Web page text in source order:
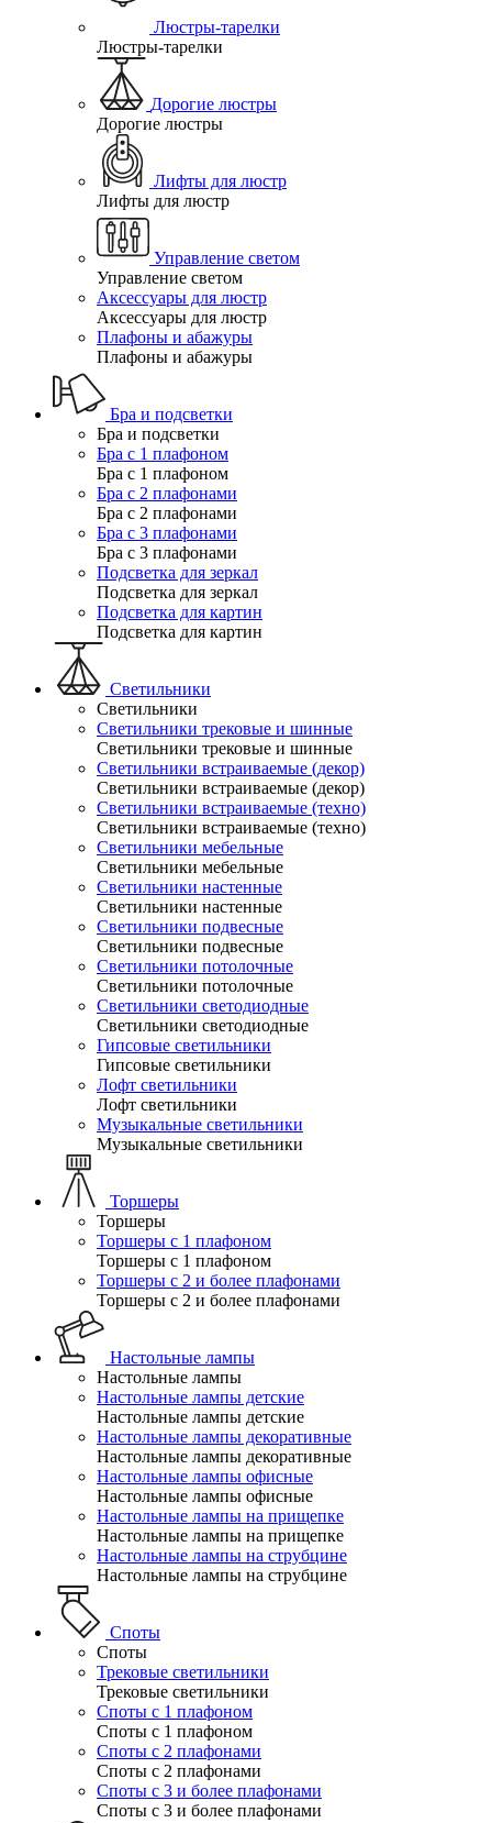
Люстры-тарелки
Люстры-тарелки
Дорогие люстры
Дорогие люстры
Лифты для люстр
Лифты для люстр
Управление светом
Управление светом
Аксессуары для люстр
Аксессуары для люстр
Плафоны и абажуры
Плафоны и абажуры
Бра и подсветки
Бра и подсветки
Бра с 1 плафоном
Бра с 1 плафоном
Бра с 2 плафонами
Бра с 2 плафонами
Бра с 3 плафонами
Бра с 3 плафонами
Подсветка для зеркал
Подсветка для зеркал
Подсветка для картин
Подсветка для картин
Светильники
Светильники
Светильники трековые и шинные
Светильники трековые и шинные
Светильники встраиваемые (декор)
Светильники встраиваемые (декор)
Светильники встраиваемые (техно)
Светильники встраиваемые (техно)
Светильники мебельные
Светильники мебельные
Светильники настенные
Светильники настенные
Светильники подвесные
Светильники подвесные
Светильники потолочные
Светильники потолочные
Светильники светодиодные
Светильники светодиодные
Гипсовые светильники
Гипсовые светильники
Лофт светильники
Лофт светильники
Музыкальные светильники
Музыкальные светильники
Торшеры
Торшеры
Торшеры с 1 плафоном
Торшеры с 1 плафоном
Торшеры с 2 и более плафонами
Торшеры с 2 и более плафонами
Настольные лампы
Настольные лампы
Настольные лампы детские
Настольные лампы детские
Настольные лампы декоративные
Настольные лампы декоративные
Настольные лампы офисные
Настольные лампы офисные
Настольные лампы на прищепке
Настольные лампы на прищепке
Настольные лампы на струбцине
Настольные лампы на струбцине
Споты
Споты
Трековые светильники
Трековые светильники
Споты с 1 плафоном
Споты с 1 плафоном
Споты с 2 плафонами
Споты с 2 плафонами
Споты с 3 и более плафонами
Споты с 3 и более плафонами